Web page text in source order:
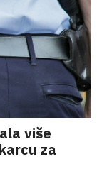
više
za